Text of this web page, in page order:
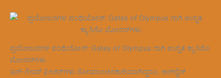
ಪ್ರಯೋಜನಗಳ ಪಂಥಿಯೋನ್: Gates of Olympus ಗಾಗಿ ಉನ್ನತ ಕ್ಯಾಸಿನೊ
ಬೋನಸ್‌ಗಳು
ಇನ್-ಗೇಮ್ ಫೀಚರ್‌ಗಳು ರೋಮಾಂಚನಕಾರಿಯಾಗಿದ್ದರೂ, ಆನ್‌ಲೈನ್